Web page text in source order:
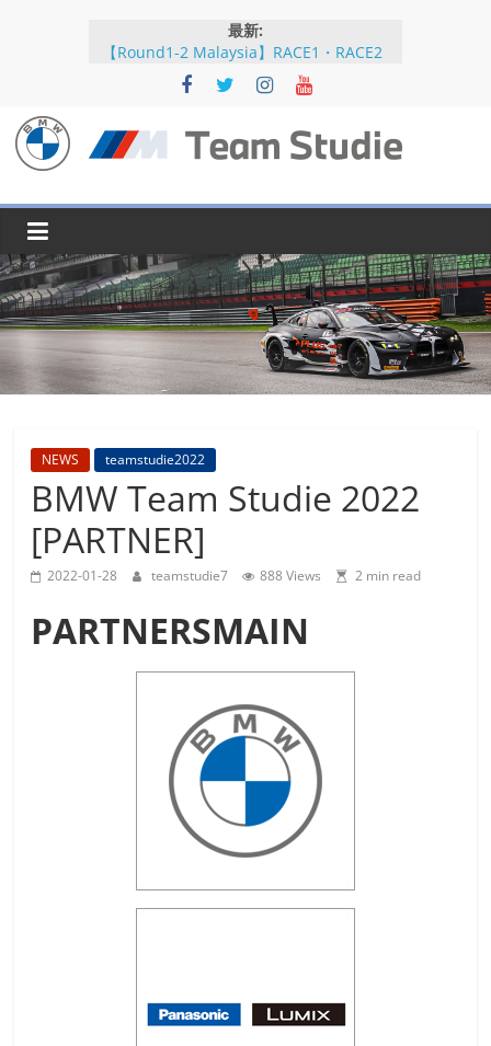
へ
キ
プ
最新:
【Round1-2 Malaysia】RACE1・RACE2
【Round5-6 JAPAN】RACE2
【Round5-6 JAPAN】RACE1・RACE2予選
【Round3-4 Indonesia】RACE1・RACE2
BMW
M
Team
Studie
SUPER
BMW
Team
Studie
M4GT3
NEWS teamstudie2022
BMW Team Studie 2022
[PARTNER]
2022-01-28 teamstudie7 888 Views 2 min read
PARTNERSMAIN